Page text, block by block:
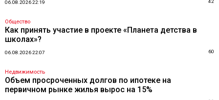
06.08.2026 22:19 42
Общество
Как принять участие в проекте «Планета детства в
школах»?
06.08.2026 22:07 60
Недвижимость
Объем просроченных долгов по ипотеке на
первичном рынке жилья вырос на 15%